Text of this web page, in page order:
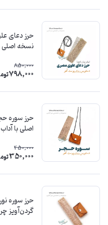
حرز دعای
نسخه اصلی
850,000
798,000
حرز سوره
اصلی با
450,000
350,000
حرز سوره
گردن‌آویز